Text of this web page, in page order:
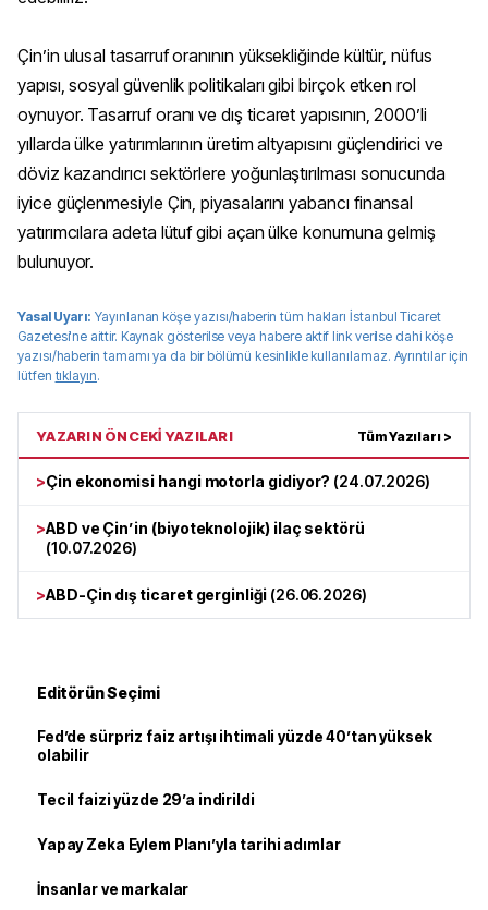
Çin’in ulusal tasarruf oranının yüksekliğinde kültür, nüfus
yapısı, sosyal güvenlik politikaları gibi birçok etken rol
oynuyor. Tasarruf oranı ve dış ticaret yapısının, 2000’li
yıllarda ülke yatırımlarının üretim altyapısını güçlendirici ve
döviz kazandırıcı sektörlere yoğunlaştırılması sonucunda
iyice güçlenmesiyle Çin, piyasalarını yabancı finansal
yatırımcılara adeta lütuf gibi açan ülke konumuna gelmiş
bulunuyor.
Yasal Uyarı: Yayınlanan köşe yazısı/haberin tüm haklarıİstanbul Ticaret
Gazetesi'ne aittir. Kaynak gösterilse veya habere aktif link verilse dahi köşe
yazısı/haberin tamamı ya da bir bölümü kesinlikle kullanılamaz. Ayrıntılar için
lütfen tıklayın.
YAZARIN ÖNCEKİ YAZILARI Tüm Yazıları >
>Çin ekonomisi hangi motorla gidiyor? (24.07.2026)
>ABD ve Çin’in (biyoteknolojik) ilaç sektörü
(10.07.2026)
>ABD-Çin dış ticaret gerginliği(26.06.2026)
Editörün Seçimi
Fed’de sürpriz faiz artışı ihtimali yüzde 40’tan yüksek
olabilir
Tecil faizi yüzde 29’a indirildi
Yapay Zeka Eylem Planı’yla tarihi adımlar
İnsanlar ve markalar